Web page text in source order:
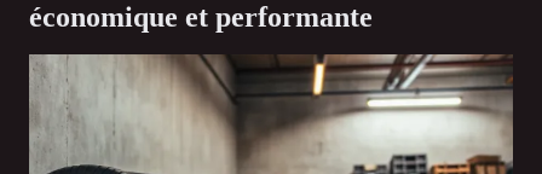
économique et performante